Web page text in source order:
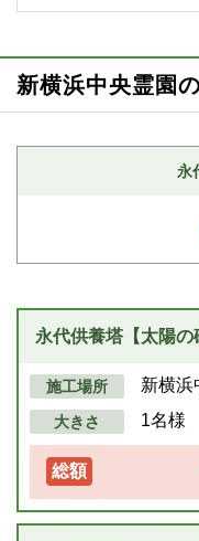
新横浜中央霊園
永
永代供養塔【太陽の
施工場所 新横浜
大きさ 1名様
総額